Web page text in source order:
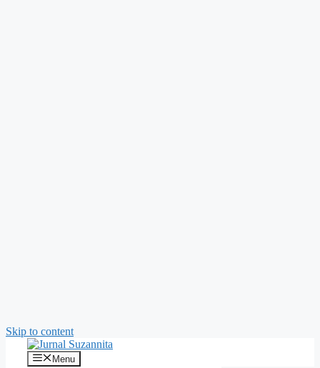
Skip to content
Menu